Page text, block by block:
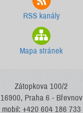
RSS kanály
Mapa stránek
Zátopkova 100/2
16900, Praha 6 - Břevnov
mobil: +420 604 186 733